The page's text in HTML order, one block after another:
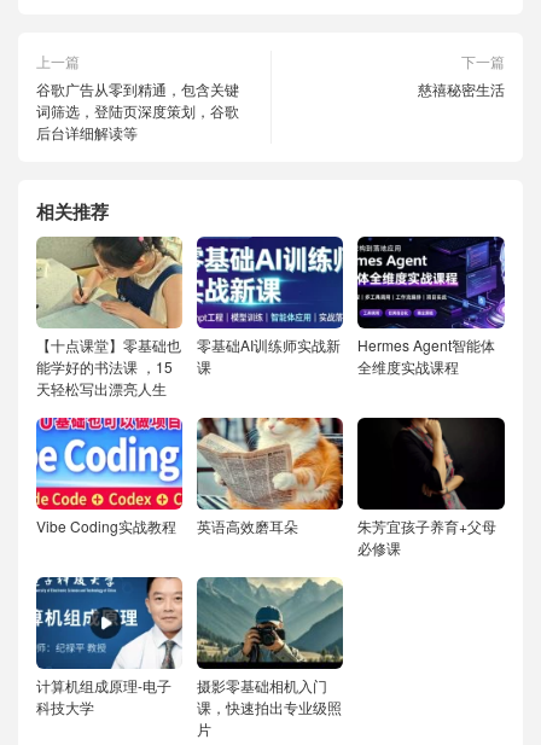
上一篇
谷歌广告从零到精通，包含关键
词筛选，登陆页深度策划，谷歌
后台详细解读等
下一篇
慈禧秘密生活
相关推荐
【十点课堂】零基础也
能学好的书法课 ，15
天轻松写出漂亮人生
零基础AI训练师实战新
课
Hermes Agent智能体
全维度实战课程
Vibe Coding实战教程 英语高效磨耳朵
朱芳宜孩子养育+父母
必修课
计算机组成原理-电子
科技大学
摄影零基础相机入门
课，快速拍出专业级照
片